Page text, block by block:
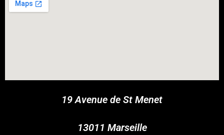
19 Avenue de St Menet
13011 Marseille